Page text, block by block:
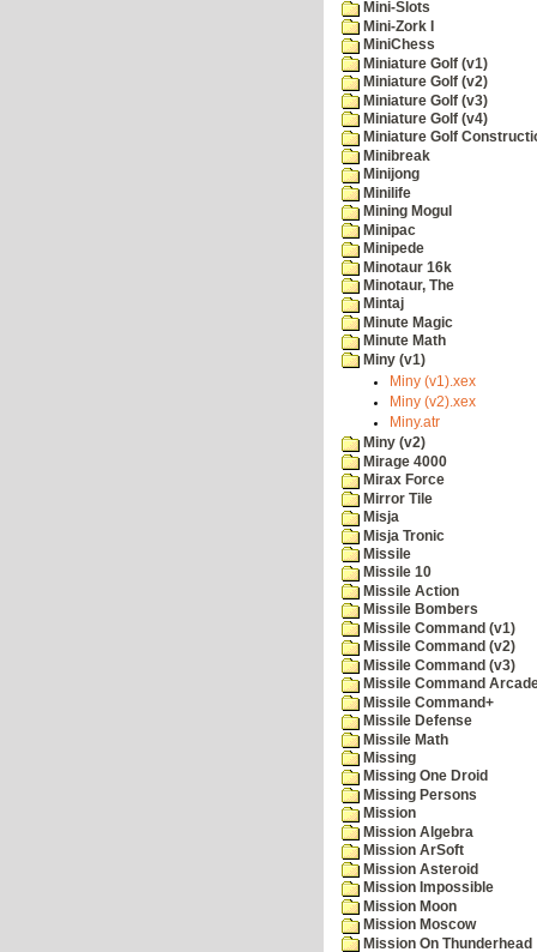
Mini-Slots
Mini-Zork I
MiniChess
Miniature Golf (v1)
Miniature Golf (v2)
Miniature Golf (v3)
Miniature Golf (v4)
Miniature Golf
Minibreak
Minijong
Minilife
Mining Mogul
Minipac
Minipede
Minotaur 16k
Minotaur, The
Mintaj
Minute Magic
Minute Math
Miny (v1)
Miny (v1).xex
Miny (v2).xex
Miny.atr
Miny (v2)
Mirage 4000
Mirax Force
Mirror Tile
Misja
Misja Tronic
Missile
Missile 10
Missile Action
Missile Bombers
Missile Command (v1)
Missile Command (v2)
Missile Command (v3)
Missile Command
Missile Command+
Missile Defense
Missile Math
Missing
Missing One Droid
Missing Persons
Mission
Mission Algebra
Mission ArSoft
Mission Asteroid
Mission Impossible
Mission Moon
Mission Moscow
Mission On Thunderhead